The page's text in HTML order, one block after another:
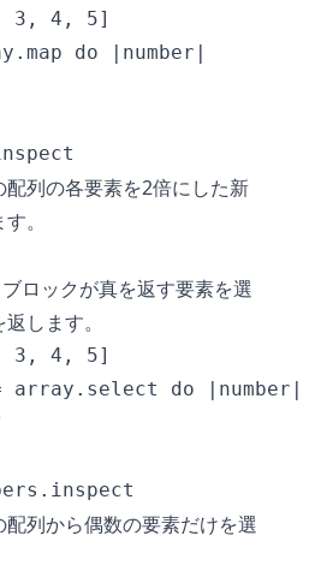
3, 4, 5]
do |number|
配列の各要素を2倍にした新
。
ロックが真を返す要素を選
します。
3, 4, 5]
= array.select do |number|
列から偶数の要素だけを選